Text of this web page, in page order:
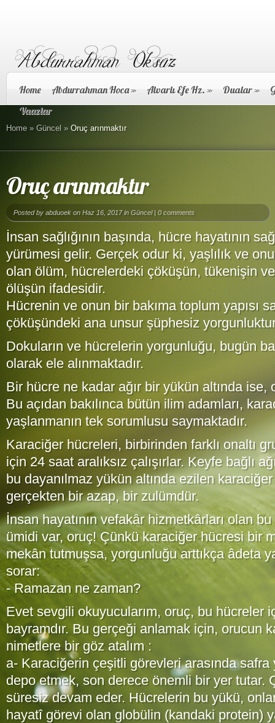
Home Abdurrahman Hoca» Alvarlı Efe Hz. » Dualar»
Vaazlar
Home » Güncel » Oruç arınmaktır
Oruç arınmaktır
Posted by abduoek on Haz 16, 2017 in Güncel| 0 comments
İnsan sağlığının başında, hücre hayatının
yürümesi gelir. Gerçek odur ki, yaşlılık ve
olan ölüm, hücrelerdeki çöküşün, tükenişin
ölüşün ifadesidir.
Hücrenin ve onun bir bakıma toplum yapısı
çöküşündeki ana unsur şüphesiz
Dokuların ve hücrelerin yorgunluğu, bugün
olarak ele alınmaktadır.
Bir hücre ne kadar ağır bir yükün altında ise,
Bu açıdan bakılınca bütün ilim adamları,
yaşlanmanın tek sorumlusu saymaktadır.
Karaciğer hücreleri, birbirinden farklı onaltı
için 24 saat aralıksız çalışırlar. Keyfe bağlı
bu dayanılmaz yükün altında ezilen
gerçekten bir azap, bir zulümdür.
İnsan hayatının vefakâr hizmetkârları olan
ümidi var, oruç! Çünkü karaciğer hücresi bir
mekân tutmuşsa, yorgunluğu arttıkça âdeta
sorar:
- Ramazan ne zaman?
Evet sevgili okuyucularım, oruç, bu hücreler
bayramdır. Bu gerçeği anlamak için, orucun
nimetlere bir göz atalım :
a- Karaciğerin çeşitli görevleri arasında
depo etmek, son derece önemli bir yer tutar.
süresiz devam eder. Hücrelerin bu yükü,
hayatî görevi olan globülin (kandaki protein)